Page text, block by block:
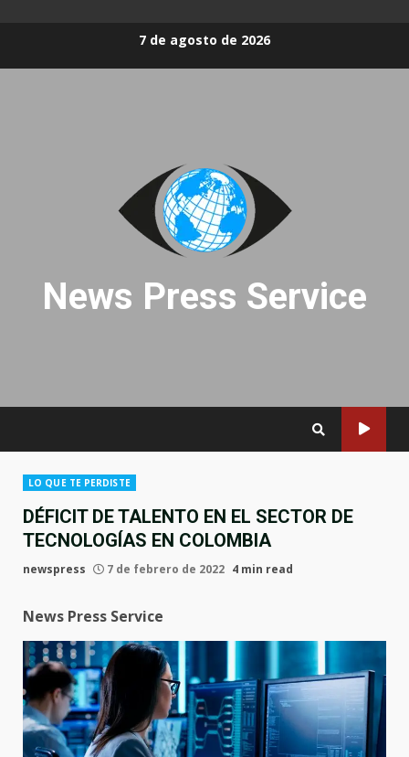
7 de agosto de 2026
News Press Service
LO QUE TE PERDISTE
DÉFICIT DE TALENTO EN EL SECTOR DE
TECNOLOGÍAS EN COLOMBIA
newspress 7 de febrero de 2022 4 min read
News Press Service